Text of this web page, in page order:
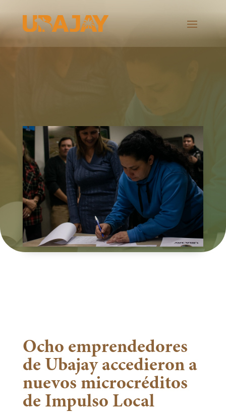
Ocho emprendedores
de Ubajay accedieron a
nuevos microcréditos
de Impulso Local